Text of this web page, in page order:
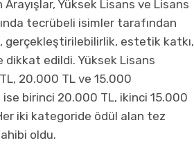
Yüksek Lisans ve Lisans
tecrübeli isimler tarafından
gerçekleştirilebilirlik, estetik katkı,
edildi. Yüksek Lisans
20.000 TL ve 15.000
birinci 20.000 TL, ikinci 15.000
iki kategoride ödül alan tez
oldu.